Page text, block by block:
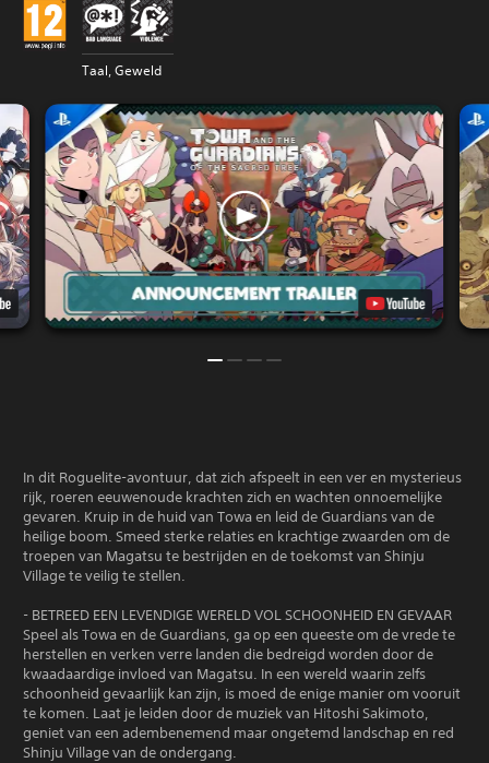
Taal, Geweld
In dit Roguelite-avontuur, dat zich afspeelt in een ver en mysterieus
rijk, roeren eeuwenoude krachten zich en wachten onnoemelijke
gevaren. Kruip in de huid van Towa en leid de Guardians van de
heilige boom. Smeed sterke relaties en krachtige zwaarden om de
troepen van Magatsu te bestrijden en de toekomst van Shinju
Village te veilig te stellen.
- BETREED EEN LEVENDIGE WERELD VOL SCHOONHEID EN GEVAAR
Speel als Towa en de Guardians, ga op een queeste om de vrede te
herstellen en verken verre landen die bedreigd worden door de
kwaadaardige invloed van Magatsu. In een wereld waarin zelfs
schoonheid gevaarlijk kan zijn, is moed de enige manier om vooruit
te komen. Laat je leiden door de muziek van Hitoshi Sakimoto,
geniet van een adembenemend maar ongetemd landschap en red
Shinju Village van de ondergang.